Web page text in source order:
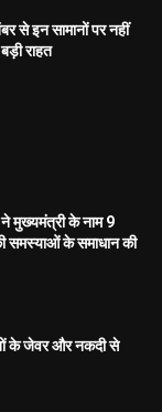
से इन सामानों पर नहीं
राहत
मुख्यमंत्री के नाम 9
समस्याओं के समाधान की
के जेवर और नकदी से